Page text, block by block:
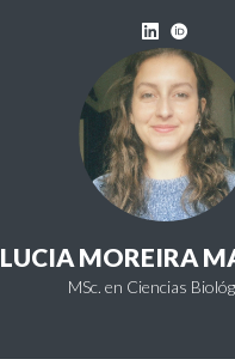
LUCIA MOREIRA
MSc. en Ciencias